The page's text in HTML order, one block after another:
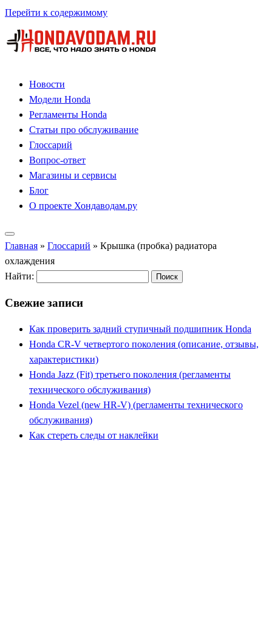
Перейти к содержимому
Новости
Модели Honda
Регламенты Honda
Статьи про обслуживание
Глоссарий
Вопрос-ответ
Магазины и сервисы
Блог
О проекте Хондаводам.ру
Главная » Глоссарий » Крышка (пробка) радиатора
охлаждения
Найти:
Свежие записи
Как проверить задний ступичный подшипник Honda
Honda CR-V четвертого поколения (описание, отзывы,
характеристики)
Honda Jazz (Fit) третьего поколения (регламенты
технического обслуживания)
Honda Vezel (new HR-V) (регламенты технического
обслуживания)
Как стереть следы от наклейки